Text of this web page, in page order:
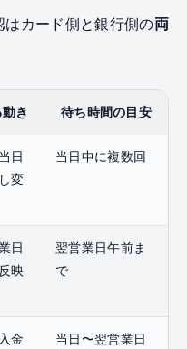
カード側と銀行側の両
き 待ち時間の目安
日
変
当日中に複数回
日
映
翌営業日午前ま
で
金
当日〜翌営業日